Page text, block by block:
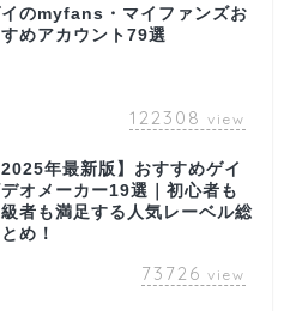
のmyfans・マイファンズお
めアカウント79選
122308 view
2025年最新版】おすすめゲイ
デオメーカー19選｜初心者も
級者も満足する人気レーベル総
め！
73726 view